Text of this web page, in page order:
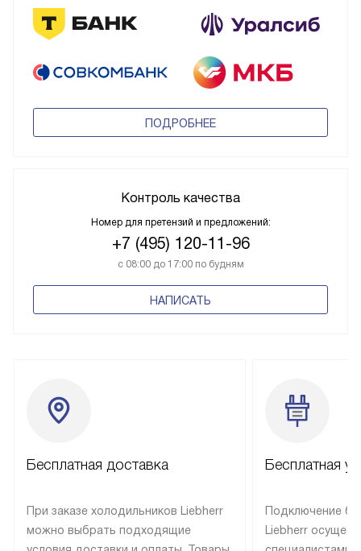
ПОДРОБНЕЕ
Контроль качества
Номер для претензий и предложений:
+7 (495) 120-11-96
с 08:00 до 17:00 по будням
НАПИСАТЬ
Бесплатная доставка
При заказе холодильников Liebherr
можно выбрать подходящие
Бесплатная
Подключение
Liebherr